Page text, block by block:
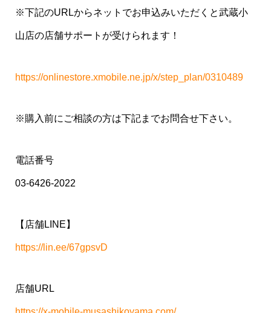
※下記のURLからネットでお申込みいただくと武蔵小
山店の店舗サポートが受けられます！
https://onlinestore.xmobile.ne.jp/x/step_plan/0310489
※購入前にご相談の方は下記までお問合せ下さい。
電話番号
03-6426-2022
【店舗LINE】
https://lin.ee/67gpsvD
店舗URL